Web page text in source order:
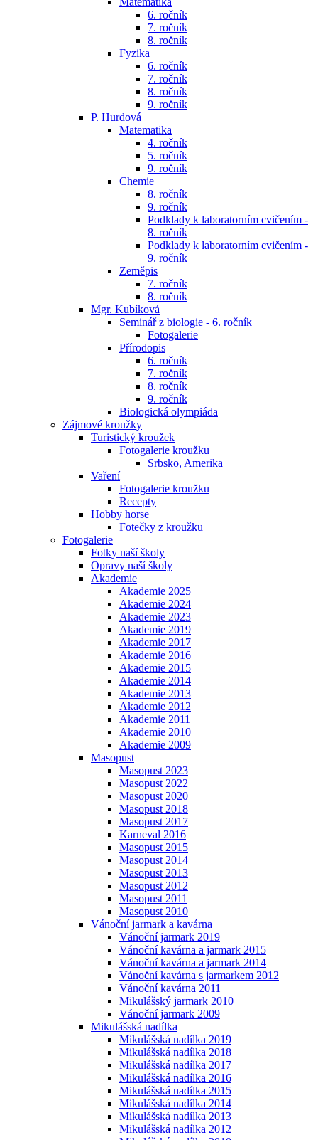
6. ročník
7. ročník
8. ročník
Fyzika
6. ročník
7. ročník
8. ročník
9. ročník
P. Hurdová
Matematika
4. ročník
5. ročník
9. ročník
Chemie
8. ročník
9. ročník
Podklady k laboratorním cvičením -
8. ročník
Podklady k laboratorním cvičením -
9. ročník
Zeměpis
7. ročník
8. ročník
Mgr. Kubíková
Seminář z biologie - 6. ročník
Fotogalerie
Přírodopis
6. ročník
7. ročník
8. ročník
9. ročník
Biologická olympiáda
Zájmové kroužky
Turistický kroužek
Fotogalerie kroužku
Srbsko, Amerika
Vaření
Fotogalerie kroužku
Recepty
Hobby horse
Fotečky z kroužku
Fotogalerie
Fotky naší školy
Opravy naší školy
Akademie
Akademie 2025
Akademie 2024
Akademie 2023
Akademie 2019
Akademie 2017
Akademie 2016
Akademie 2015
Akademie 2014
Akademie 2013
Akademie 2012
Akademie 2011
Akademie 2010
Akademie 2009
Masopust
Masopust 2023
Masopust 2022
Masopust 2020
Masopust 2018
Masopust 2017
Karneval 2016
Masopust 2015
Masopust 2014
Masopust 2013
Masopust 2012
Masopust 2011
Masopust 2010
Vánoční jarmark a kavárna
Vánoční jarmark 2019
Vánoční kavárna a jarmark 2015
Vánoční kavárna a jarmark 2014
Vánoční kavárna s jarmarkem 2012
Vánoční kavárna 2011
Mikulášský jarmark 2010
Vánoční jarmark 2009
Mikulášská nadílka
Mikulášská nadílka 2019
Mikulášská nadílka 2018
Mikulášská nadílka 2017
Mikulášská nadílka 2016
Mikulášská nadílka 2015
Mikulášská nadílka 2014
Mikulášská nadílka 2013
Mikulášská nadílka 2012